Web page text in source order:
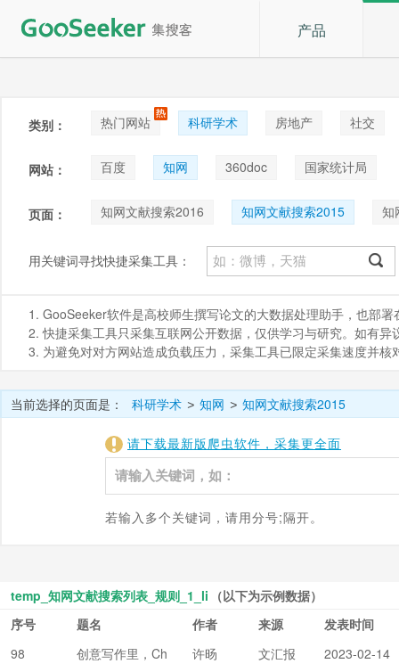
产品
类别： 热门网站 科研学术 房地产
社交
论坛贴吧
招聘 拍卖 音乐
网站： 百度 知网 360doc 国家统计局
页面： 知网文献搜索2016 知网文献搜索2015
知
知网文献详情
知网文
知网文献搜索2018
知网文献搜索2019
知
知网文献搜索2002
知网文献搜索2022 知
用关键词寻找快捷采集工具：
1. GooSeeker软件是高校师生撰写论文的大数据处理助手，也部
2. 快捷采集工具只采集互联网公开数据，仅供学习与研究。如有
3. 为避免对对方网站造成负载压力，采集工具已限定采集速度并
当前选择的页面是： 科研学术 > 知网 > 知网文献搜索2015
请下载最新版爬虫软件，采集更全面
若输入多个关键词，请用分号;隔开。
temp_知网文献搜索列表_规则_1_li （以下为示例数据）
序号
题名 作者 来源
发表时间
98
创意写作里，Ch
许旸 文汇报
2023-02-14